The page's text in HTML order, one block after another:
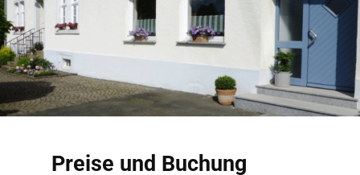
Preise und Buchung